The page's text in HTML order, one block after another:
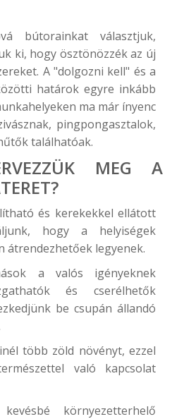
bútorainkat választjuk,
ki, hogy ösztönözzék az új
A "dolgozni kell" és a
határok egyre inkább
ma már ínyenc
pingpongasztalok,
találhatóak.
MEG A
és kerekekkel ellátott
hogy a helyiségek
átrendezhetőek legyenek.
a valós igényeknek
és cserélhetők
be csupán állandó
több zöld növényt, ezzel
való kapcsolat
környezetterhelő